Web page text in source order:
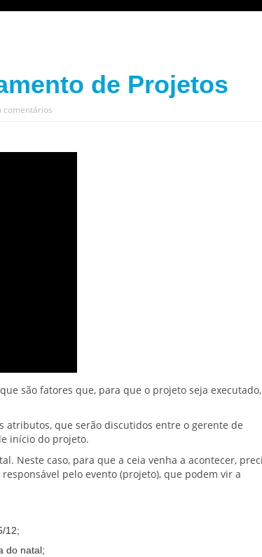
de Projetos
comentários
são fatores que, para que o projeto seja executado,
que serão discutidos entre o gerente de
início do projeto.
Neste caso, para que a ceia venha a acontecer,
pelo evento (projeto), que podem vir a
12;
do natal;